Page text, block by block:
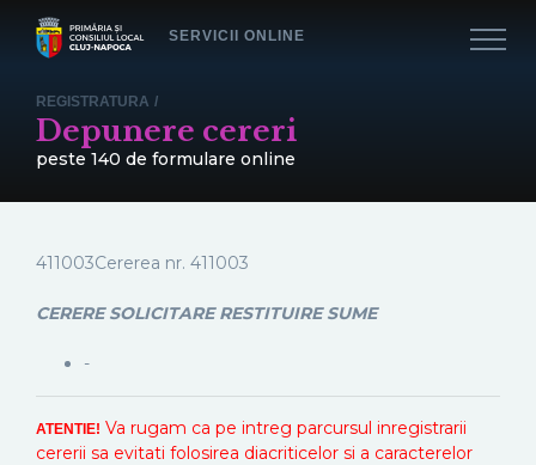
SERVICII ONLINE
REGISTRATURA /
Depunere cereri
peste 140 de formulare online
411003Cererea nr. 411003
CERERE SOLICITARE RESTITUIRE SUME
-
ATENTIE! Va rugam ca pe intreg parcursul inregistrarii
cererii sa evitati folosirea diacriticelor si a caracterelor